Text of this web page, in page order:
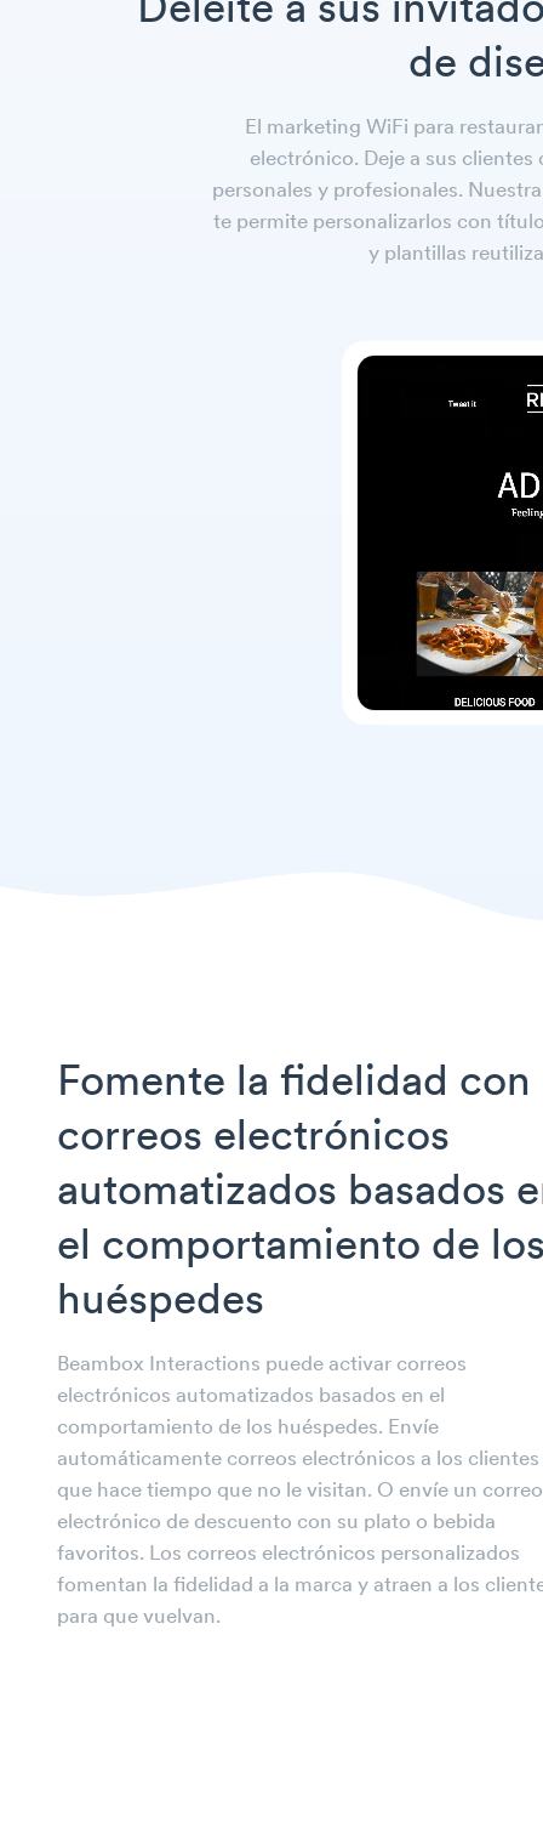
Deleite a sus
de
El marketing WiFi para
electrónico. Deje a sus
personales y profesionales.
te permite personalizarlos con
y plantillas
Fomente la fidelidad con
correos electrónicos
automatizados basados
el comportamiento de
huéspedes
Beambox Interactions puede activar correos
electrónicos automatizados basados en el
comportamiento de los huéspedes. Envíe
automáticamente correos electrónicos a los clientes
que hace tiempo que no le visitan. O envíe un correo
electrónico de descuento con su plato o bebida
favoritos. Los correos electrónicos personalizados
fomentan la fidelidad a la marca y atraen a los
para que vuelvan.